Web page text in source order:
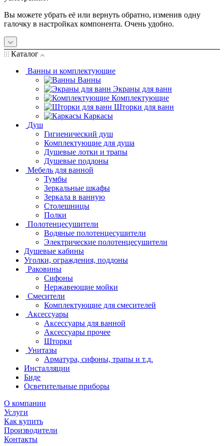
Вы можете убрать её или вернуть обратно, изменив одну
галочку в настройках компонента. Очень удобно.
Каталог
Ванны и комплектующие
Ванны
Экраны для ванн
Комплектующие
Шторки для ванн
Каркасы
Душ
Гигиенический душ
Комплектующие для душа
Душевые лотки и трапы
Душевые поддоны
Мебель для ванной
Тумбы
Зеркальные шкафы
Зеркала в ванную
Столешницы
Полки
Полотенцесушители
Водяные полотенцесушители
Электрические полотенцесушители
Душевые кабины
Уголки, ограждения, поддоны
Раковины
Сифоны
Нержавеющие мойки
Смесители
Комплектующие для смесителей
Аксессуары
Аксессуары для ванной
Аксессуары прочее
Шторки
Унитазы
Арматура, сифоны, трапы и т.д.
Инсталляции
Биде
Осветительные приборы
О компании
Услуги
Как купить
Производители
Контакты